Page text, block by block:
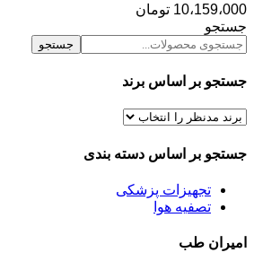
10،159،000 تومان
جستجو
جستجو
جستجو بر اساس برند
جستجو بر اساس دسته بندی
تجهیزات پزشکی
تصفیه هوا
امیران طب